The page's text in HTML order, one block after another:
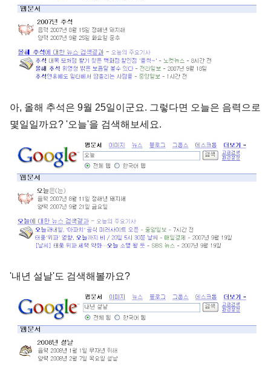
아, 올해 추석은 9월 25일이군요. 그렇다면 오늘은 음력으로
몇일일까요? '오늘'을 검색해보세요.
'내년 설날'도 검색해볼까요?